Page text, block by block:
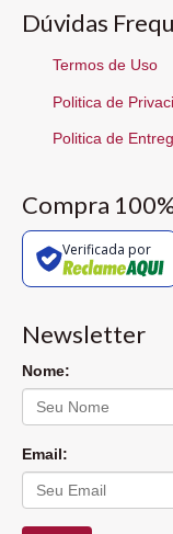
Dúvidas
Termos de Uso
Politica de
Politica de
Compra
Verificada por
Newsletter
Nome:
Email: